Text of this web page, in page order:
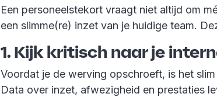
Een personeelstekort vraagt niet altijd om
een slimme(re) inzet van je huidige team.
1. Kijk kritisch naar je
Voordat je de werving opschroeft, is het
Data over inzet, afwezigheid en prestaties